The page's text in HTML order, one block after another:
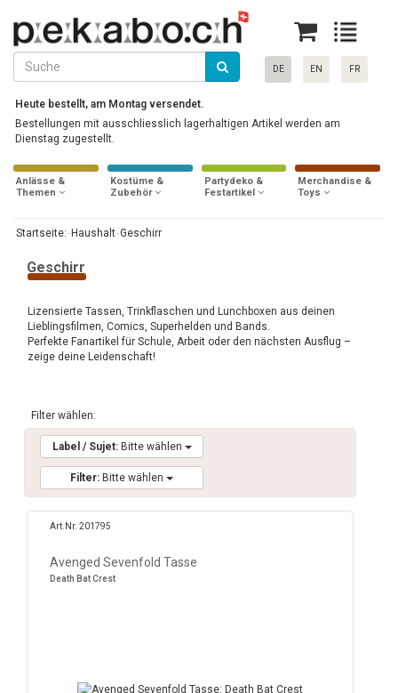
DE EN FR
Heute bestellt, am Montag versendet.
Bestellungen mit ausschliesslich lagerhaltigen Artikel werden am
Dienstag zugestellt.
Anlässe &
Themen
Kostüme &
Zubehör
Partydeko &
Festartikel
Merchandise &
Toys
Startseite: Haushalt Geschirr
Geschirr
Lizensierte Tassen, Trinkflaschen und Lunchboxen aus deinen
Lieblingsfilmen, Comics, Superhelden und Bands.
Perfekte Fanartikel für Schule, Arbeit oder den nächsten Ausflug –
zeige deine Leidenschaft!
Filter wählen:
Label / Sujet: Bitte wählen
Filter: Bitte wählen
Art.Nr. 201795
Avenged Sevenfold Tasse
Death Bat Crest